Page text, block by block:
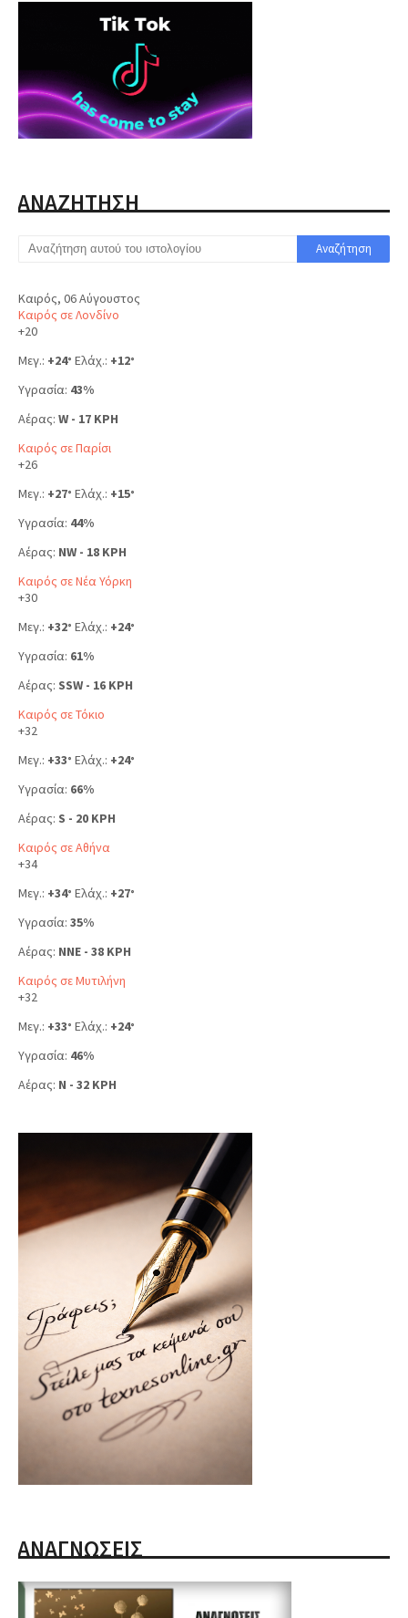
ΑΝΑΖΗΤΗΣΗ
Καιρός, 06 Αύγουστος
Καιρός σε Λονδίνο
+20
Μεγ.: +24° Ελάχ.: +12°
Υγρασία: 43%
Αέρας: W - 17 KPH
Καιρός σε Παρίσι
+26
Μεγ.: +27° Ελάχ.: +15°
Υγρασία: 44%
Αέρας: NW - 18 KPH
Καιρός σε Νέα Υόρκη
+30
Μεγ.: +32° Ελάχ.: +24°
Υγρασία: 61%
Αέρας: SSW - 16 KPH
Καιρός σε Τόκιο
+32
Μεγ.: +33° Ελάχ.: +24°
Υγρασία: 66%
Αέρας: S - 20 KPH
Καιρός σε Αθήνα
+34
Μεγ.: +34° Ελάχ.: +27°
Υγρασία: 35%
Αέρας: NNE - 38 KPH
Καιρός σε Μυτιλήνη
+32
Μεγ.: +33° Ελάχ.: +24°
Υγρασία: 46%
Αέρας: N - 32 KPH
ΑΝΑΓΝΩΣΕΙΣ